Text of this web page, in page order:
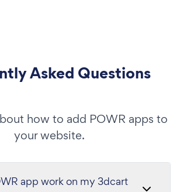
Asked Questions
how to add POWR apps to
your website.
app work on my 3dcart